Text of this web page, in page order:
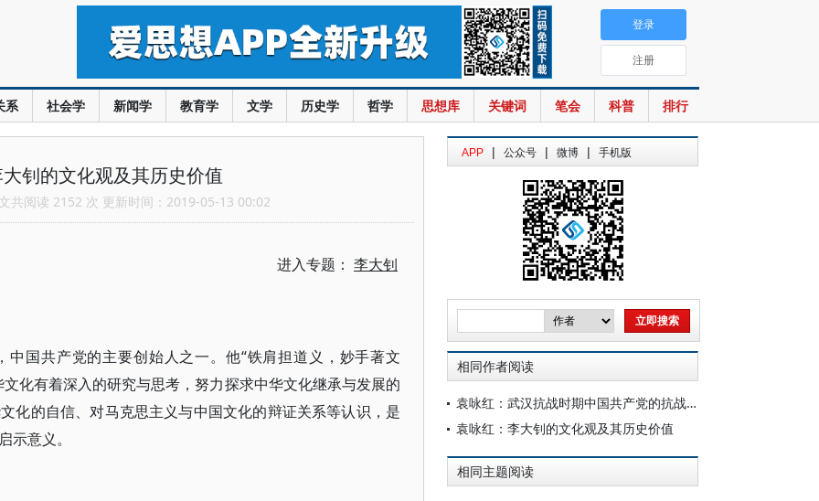
系 社会学 新闻学 教育学 文学 历史学 哲学 思想库 关键词 笔会 科普 排行
登录
注册
钊的文化观及其历史价值
阅读 2152 次 更新时间：2019-05-13 00:02
进入专题： 李大钊
国共产党的主要创始人之一。他“铁肩担道义，妙手著文
化有着深入的研究与思考，努力探求中华文化继承与发展的
化的自信、对马克思主义与中国文化的辩证关系等认识，是
意义。
APP | 公众号 | 微博 | 手机版
相同作者阅读
袁咏红：武汉抗战时期中国共产党的抗战动员
袁咏红：李大钊的文化观及其历史价值
相同主题阅读